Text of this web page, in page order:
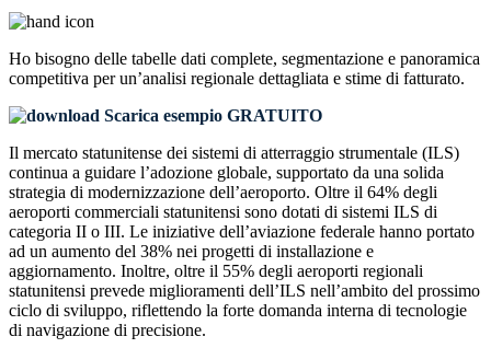
Ho bisogno delle tabelle dati complete, segmentazione e panoramica
competitiva per un’analisi regionale dettagliata e stime di fatturato.
Scarica esempio GRATUITO
Il mercato statunitense dei sistemi di atterraggio strumentale (ILS)
continua a guidare l’adozione globale, supportato da una solida
strategia di modernizzazione dell’aeroporto. Oltre il 64% degli
aeroporti commerciali statunitensi sono dotati di sistemi ILS di
categoria II o III. Le iniziative dell’aviazione federale hanno portato
ad un aumento del 38% nei progetti di installazione e
aggiornamento. Inoltre, oltre il 55% degli aeroporti regionali
statunitensi prevede miglioramenti dell’ILS nell’ambito del prossimo
ciclo di sviluppo, riflettendo la forte domanda interna di tecnologie
di navigazione di precisione.